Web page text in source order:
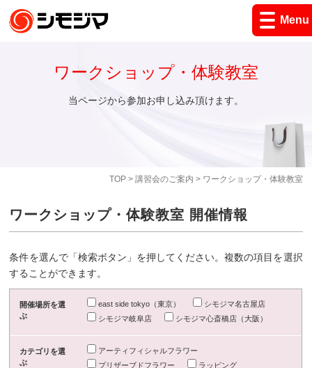
Menu
TOP> 講習会のご案内 > ワークショップ・体験教室
ワークショップ・体験教室
当ページから参加お申し込み頂けます。
ワークショップ・体験教室 開催情報
条件を選んで「検索ボタン」を押してください。複数の項目を選択
することができます。
開催場所を選
ぶ
east side tokyo（東京）
シモジマ名古屋店
シモジマ岐阜店
シモジマ心斎橋店（大阪）
カテゴリを選
ぶ
アーティフィシャルフラワー
プリザーブドフラワー
ラッピング